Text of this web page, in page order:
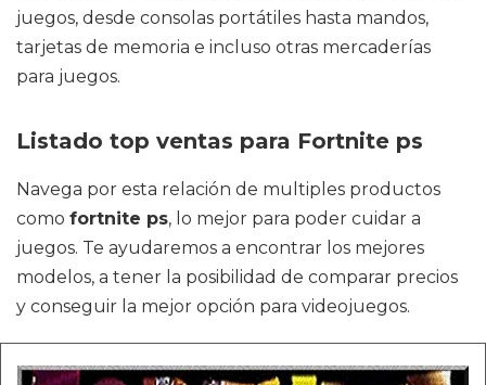
juegos, desde consolas portátiles hasta mandos,
tarjetas de memoria e incluso otras mercaderías
para juegos.
Listado top ventas para Fortnite ps
Navega por esta relación de multiples productos
como fortnite ps, lo mejor para poder cuidar a
juegos. Te ayudaremos a encontrar los mejores
modelos, a tener la posibilidad de comparar precios
y conseguir la mejor opción para videojuegos.